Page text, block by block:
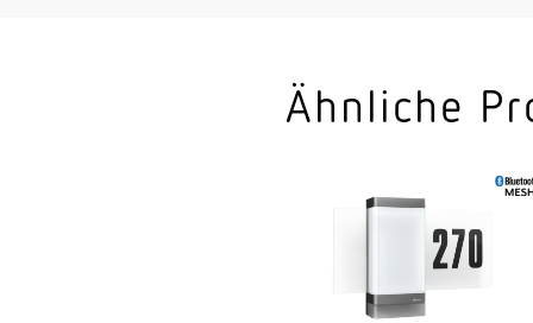
Leuchtmittel
Lichtstromrückgang
LED Kühlsystem
Mit Bewegungsmelder
Ähnliche